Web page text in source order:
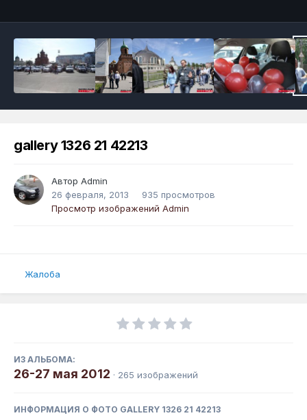
gallery 1326 21 42213
Автор Admin
26 февраля, 2013
935 просмотров
Просмотр изображений Admin
Жалоба
ИЗ АЛЬБОМА:
26-27 мая 2012 · 265 изображений
ИНФОРМАЦИЯ О ФОТО GALLERY 1326 21 42213